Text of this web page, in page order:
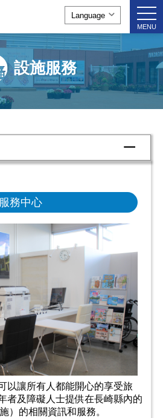
MENU
設施服務
務中心
以讓所有人都能開心的享受旅
者及障礙人士提供在長崎縣內的
）的相關資訊和服務。